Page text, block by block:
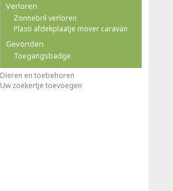
Verloren
Zonnebril verloren
Plasti afdekplaatje mover caravan
Gevonden
Toegangsbadge
Dieren en toebehoren
Uw zoekertje toevoegen